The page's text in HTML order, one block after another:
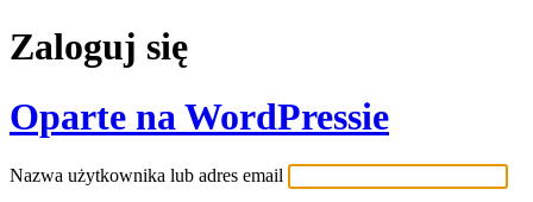
Zaloguj się
Oparte na WordPressie
Nazwa użytkownika lub adres email